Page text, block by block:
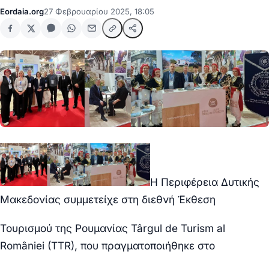
Eordaia.org27 Φεβρουαρίου 2025, 18:05
Η Περιφέρεια Δυτικής
Μακεδονίας συμμετείχε στη διεθνή Έκθεση
Τουρισμού της Ρουμανίας Târgul de Turism al
României (TTR), που πραγματοποιήθηκε στο